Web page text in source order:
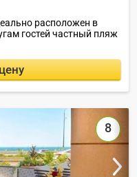
расположен в
гостей частный пляж
8